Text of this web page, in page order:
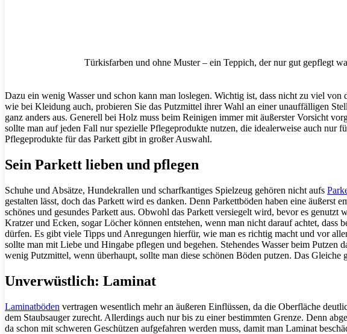
Türkisfarben und ohne Muster – ein Teppich, der nur gut gepflegt
Dazu ein wenig Wasser und schon kann man loslegen. Wichtig ist, dass nicht zu viel
wie bei Kleidung auch, probieren Sie das Putzmittel ihrer Wahl an einer unauffälligen
ganz anders aus. Generell bei Holz muss beim Reinigen immer mit äußerster Vorsicht
sollte man auf jeden Fall nur spezielle Pflegeprodukte nutzen, die idealerweise auch nur
Pflegeprodukte für das Parkett gibt in großer Auswahl.
Sein Parkett lieben und pflegen
Schuhe und Absätze, Hundekrallen und scharfkantiges Spielzeug gehören nicht aufs
gestalten lässt, doch das Parkett wird es danken. Denn Parkettböden haben eine äußerst
schönes und gesundes Parkett aus. Obwohl das Parkett versiegelt wird, bevor es genutzt
Kratzer und Ecken, sogar Löcher können entstehen, wenn man nicht darauf achtet, dass
dürfen. Es gibt viele Tipps und Anregungen hierfür, wie man es richtig macht und vor
sollte man mit Liebe und Hingabe pflegen und begehen. Stehendes Wasser beim
wenig Putzmittel, wenn überhaupt, sollte man diese schönen Böden putzen. Das Gleiche
Unverwüstlich: Laminat
Laminatböden vertragen wesentlich mehr an äußeren Einflüssen, da die Oberfläche
dem Staubsauger zurecht. Allerdings auch nur bis zu einer bestimmten Grenze. Denn
da schon mit schweren Geschützen aufgefahren werden muss, damit man Laminat